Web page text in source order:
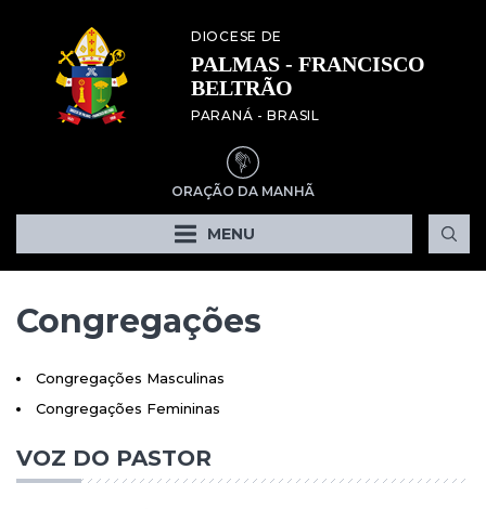
DIOCESE DE
PALMAS - FRANCISCO
BELTRÃO
PARANÁ - BRASIL
ORAÇÃO DA MANHÃ
MENU
Congregações
Congregações Masculinas
Congregações Femininas
VOZ DO PASTOR